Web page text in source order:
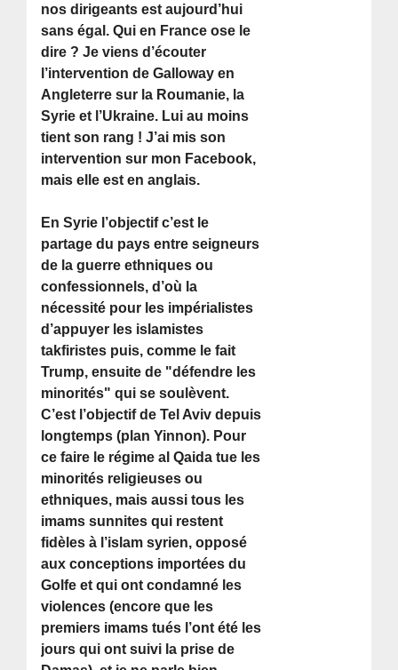
nos dirigeants est aujourd’hui
sans égal. Qui en France ose le
dire ? Je viens d’écouter
l’intervention de Galloway en
Angleterre sur la Roumanie, la
Syrie et l’Ukraine. Lui au moins
tient son rang ! J’ai mis son
intervention sur mon Facebook,
mais elle est en anglais.
En Syrie l’objectif c’est le
partage du pays entre seigneurs
de la guerre ethniques ou
confessionnels, d’où la
nécessité pour les impérialistes
d’appuyer les islamistes
takfiristes puis, comme le fait
Trump, ensuite de "défendre les
minorités" qui se soulèvent.
C’est l’objectif de Tel Aviv depuis
longtemps (plan Yinnon). Pour
ce faire le régime al Qaida tue les
minorités religieuses ou
ethniques, mais aussi tous les
imams sunnites qui restent
fidèles à l’islam syrien, opposé
aux conceptions importées du
Golfe et qui ont condamné les
violences (encore que les
premiers imams tués l’ont été les
jours qui ont suivi la prise de